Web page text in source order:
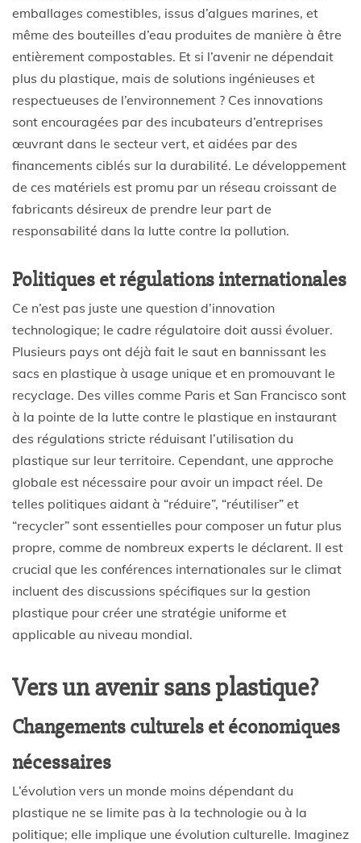
emballages comestibles, issus d’algues marines, et
même des bouteilles d’eau produites de manière à être
entièrement compostables. Et si l’avenir ne dépendait
plus du plastique, mais de solutions ingénieuses et
respectueuses de l’environnement ? Ces innovations
sont encouragées par des incubateurs d’entreprises
œuvrant dans le secteur vert, et aidées par des
financements ciblés sur la durabilité. Le développement
de ces matériels est promu par un réseau croissant de
fabricants désireux de prendre leur part de
responsabilité dans la lutte contre la pollution.
Politiques et régulations internationales
Ce n’est pas juste une question d’innovation
technologique; le cadre régulatoire doit aussi évoluer.
Plusieurs pays ont déjà fait le saut en bannissant les
sacs en plastique à usage unique et en promouvant le
recyclage. Des villes comme Paris et San Francisco sont
à la pointe de la lutte contre le plastique en instaurant
des régulations stricte réduisant l’utilisation du
plastique sur leur territoire. Cependant, une approche
globale est nécessaire pour avoir un impact réel. De
telles politiques aidant à “réduire”, “réutiliser” et
“recycler” sont essentielles pour composer un futur plus
propre, comme de nombreux experts le déclarent. Il est
crucial que les conférences internationales sur le climat
incluent des discussions spécifiques sur la gestion
plastique pour créer une stratégie uniforme et
applicable au niveau mondial.
Vers un avenir sans plastique?
Changements culturels et économiques
nécessaires
L’évolution vers un monde moins dépendant du
plastique ne se limite pas à la technologie ou à la
politique; elle implique une évolution culturelle. Imaginez